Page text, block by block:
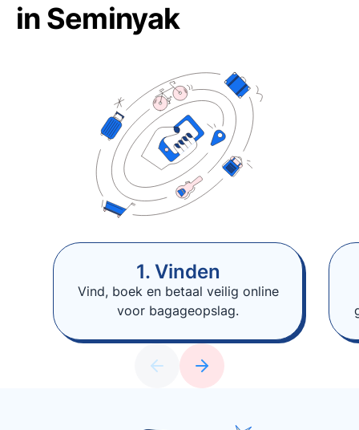
in Seminyak
1. Vinden
Vind, boek en betaal veilig online
voor bagageopslag.